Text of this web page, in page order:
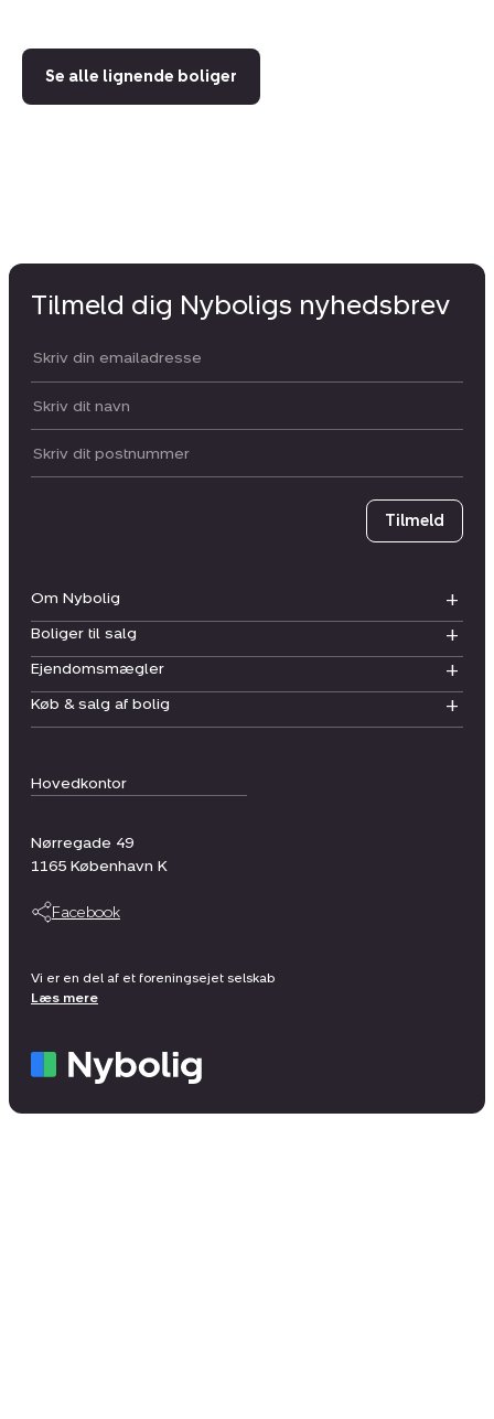
Se alle lignende boliger
Hovedkontor
Nørregade 49
1165 København K
Facebook
Om Nybolig
Boliger til salg
Ejendomsmægler
Køb & salg af bolig
Tilmeld dig Nyboligs nyhedsbrev
Din email:
Dit navn:
Postnummer
Tilmeld
Vi er en del af et foreningsejet selskab
Læs mere